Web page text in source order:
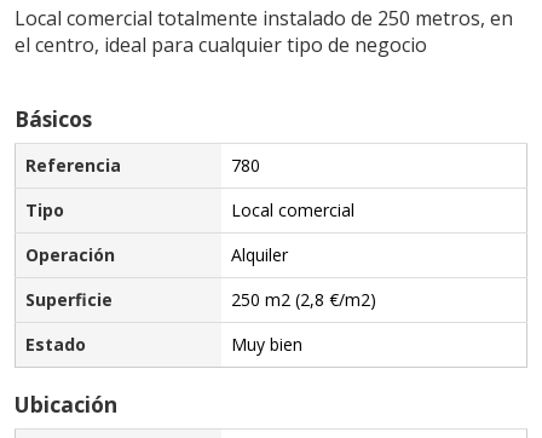
Local comercial totalmente instalado de 250 metros, en
el centro, ideal para cualquier tipo de negocio
Básicos
Referencia
780
Tipo
Local comercial
Operación
Alquiler
Superficie
250 m2 (2,8 €/m2)
Estado
Muy bien
Ubicación